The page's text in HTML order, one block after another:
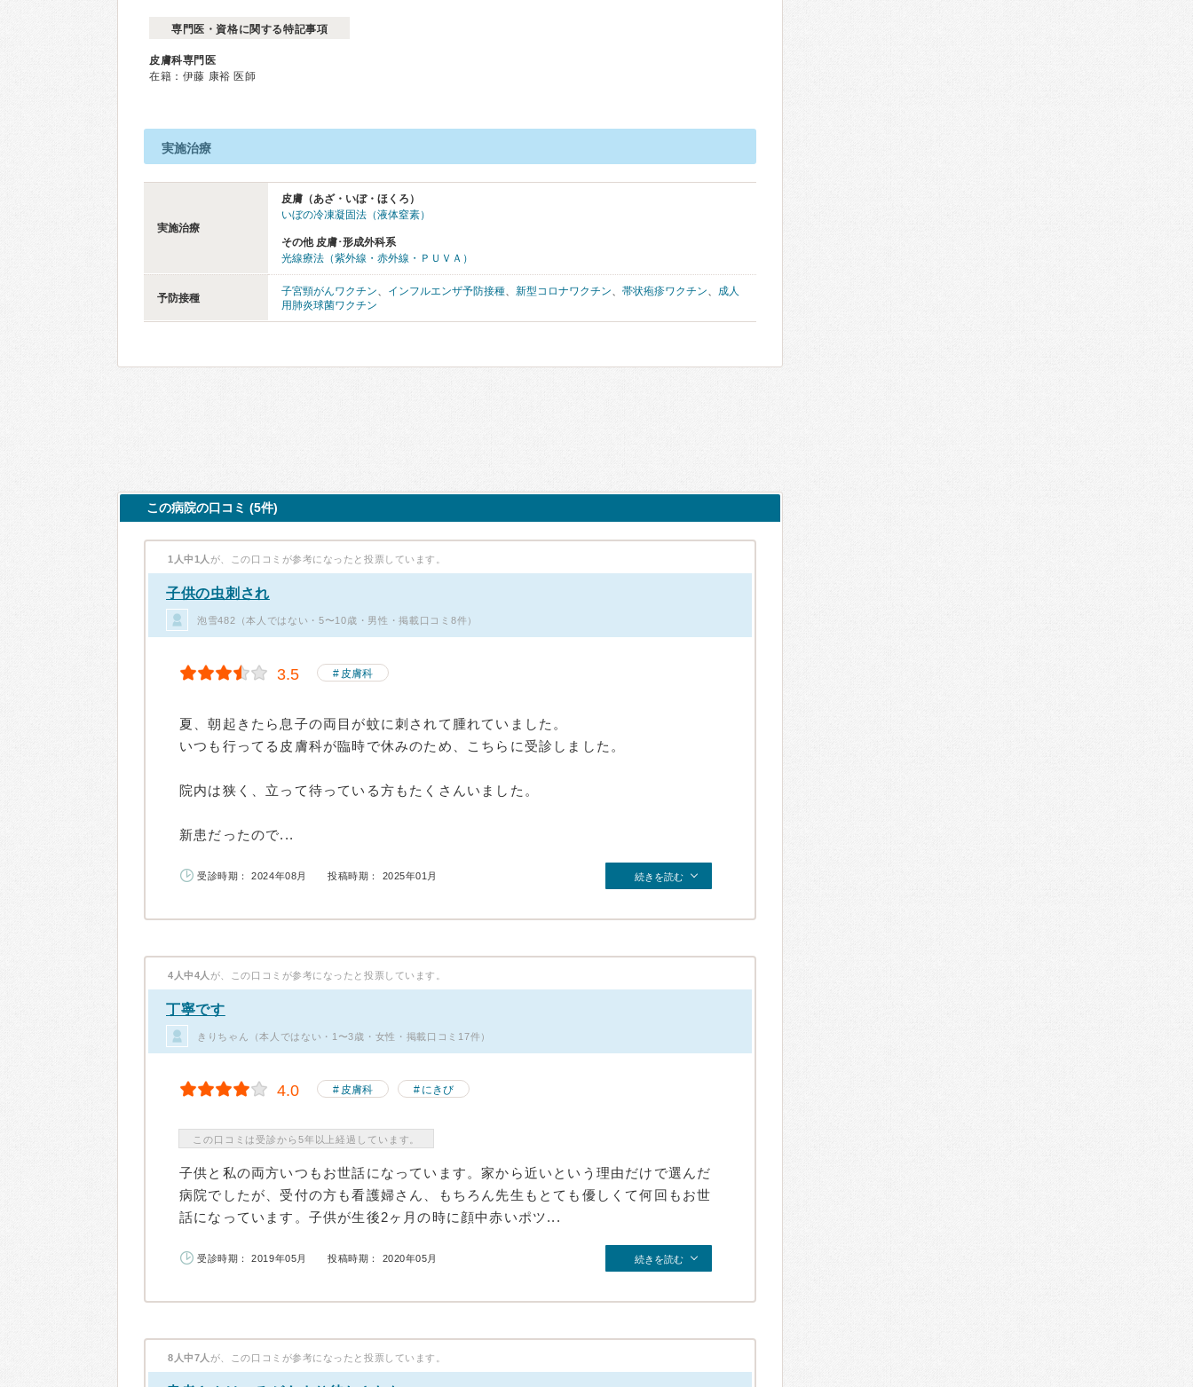
専門医・資格に関する特記事項
皮膚科専門医
在籍：伊藤 康裕 医師
実施治療
実施治療
皮膚（あざ・いぼ・ほくろ）
いぼの冷凍凝固法（液体窒素）
その他 皮膚･形成外科系
光線療法（紫外線・赤外線・ＰＵＶＡ）
予防接種
子宮頸がんワクチン、 インフルエンザ予防接種、 新型コロナワクチン、 帯状疱疹ワクチン、 成人
用肺炎球菌ワクチン
この病院の口コミ (5件)
1人中1人 が、この口コミが参考になったと投票しています。
子供の虫刺され
泡雪482（本人ではない・5〜10歳・男性・掲載口コミ8件）
3.5 皮膚科
夏、朝起きたら息子の両目が蚊に刺されて腫れていました。
いつも行ってる皮膚科が臨時で休みのため、こちらに受診しました。
院内は狭く、立って待っている方もたくさんいました。
新患だったので...
受診時期： 2024年08月 投稿時期： 2025年01月 続きを読む
4人中4人 が、この口コミが参考になったと投票しています。
丁寧です
きりちゃん（本人ではない・1〜3歳・女性・掲載口コミ17件）
4.0 皮膚科 にきび
この口コミは受診から5年以上経過しています。
子供と私の両方いつもお世話になっています。家から近いという理由だけで選んだ
病院でしたが、受付の方も看護婦さん、もちろん先生もとても優しくて何回もお世
話になっています。子供が生後2ヶ月の時に顔中赤いポツ...
受診時期： 2019年05月 投稿時期： 2020年05月 続きを読む
8人中7人 が、この口コミが参考になったと投票しています。